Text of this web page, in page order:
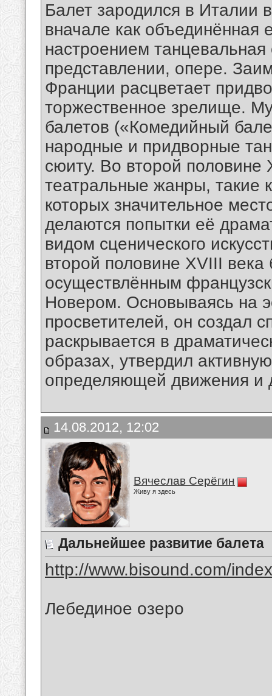
Балет зародился в Италии
вначале как
настроением
представлении, опере.
Франции расцветает
торжественное зрелище.
балетов («Комедийный
народные и придворные
сюиту. Во второй половине
театральные жанры, такие
которых значительное
делаются попытки её
видом сценического
второй половине XVIII
осуществлённым
Новером. Основываясь на
просветителей, он создал
раскрывается в
образах, утвердил
определяющей движения и
14.08.2012, 12:02
Вячеслав Серёгин
Живу я здесь
Дальнейшее развитие балета
http://www.bisound.com/
Лебединое озеро